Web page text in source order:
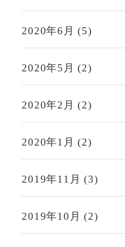
2020年6月 (5)
2020年5月 (2)
2020年2月 (2)
2020年1月 (2)
2019年11月 (3)
2019年10月 (2)